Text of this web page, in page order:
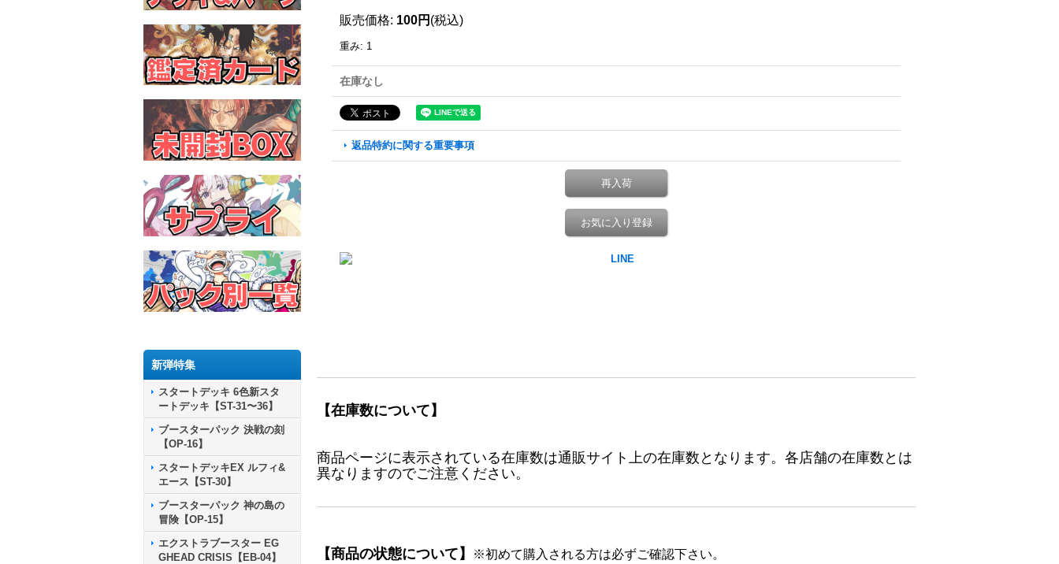
新弾特集
スタートデッキ 6色新スタ
ートデッキ【ST-31〜36】
ブースターパック 決戦の刻
【OP-16】
スタートデッキEX ルフィ&
エース【ST-30】
ブースターパック 神の島の
冒険【OP-15】
エクストラブースター EG
GHEAD CRISIS【EB-04】
販売価格: 100円 (税込)
重み: 1
在庫なし
返品特約に関する重要事項
再入荷
お気に入り登録
【在庫数について】
商品ページに表示されている在庫数は通販サイト上の在庫数となります。各店舗の在庫数とは
異なりますのでご注意ください。
【商品の状態について】 ※初めて購入される方は必ずご確認下さい。